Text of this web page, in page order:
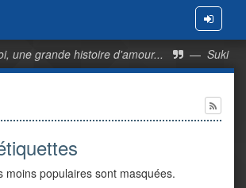
Menu
une grande histoire d'amour... — Suki
moins populaires sont masquées.